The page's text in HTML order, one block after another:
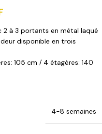
2 à 3 portants en métal laqué
disponible en trois
105 cm / 4 étagères: 140
4-8 semaines